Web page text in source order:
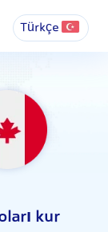
Türkçe
kur